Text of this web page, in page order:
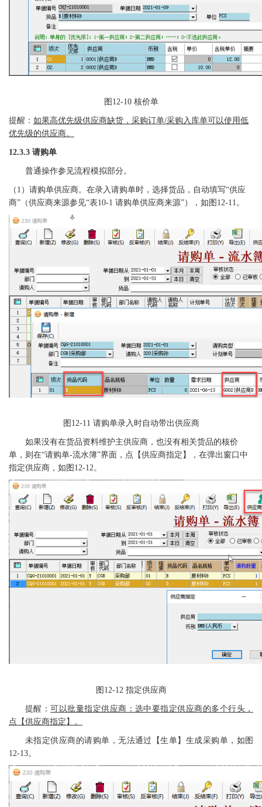
图 12-10 核价单
提醒： 如果高优先级供应商缺货，采购订单/采购入库单可以使用低
优先级的供应商。
12.3.3 请购单
普通操作参见流程模拟部分。
（ 1）请购单供应商。在录入请购单时，选择货品，自动填写“供应
商”（供应商来源参见“表10-1 请购单供应商来源”），如图12-11。
图 12-11 请购单录入时自动带出供应商
如果没有在货品资料维护主供应商，也没有相关货品的核价
单，则在“请购单-流水簿”界面，点【供应商指定】，在弹出窗口中
指定供应商，如图12-12。
图 12-12 指定供应商
提醒：可以批量指定供应商：选中要指定供应商的多个行头，
点【供应商指定】。
未指定供应商的请购单，无法通过【生单】生成采购单，如图
12-13。